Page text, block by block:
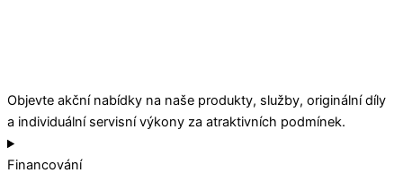
Objevte akční nabídky na naše produkty, služby, originální díly
a individuální servisní výkony za atraktivních podmínek.
Financování